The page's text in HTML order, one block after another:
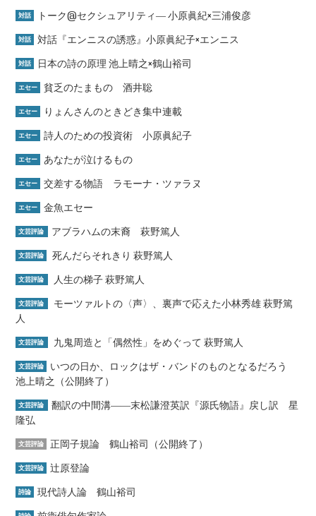
対話 トーク@セクシュアリティ― 小原眞紀×三浦俊彦
対話 対話『エンニスの誘惑』小原眞紀子×エンニス
対話 日本の詩の原理 池上晴之×鶴山裕司
エセー 貧乏のたまもの 酒井聡
エセー りょんさんのときどき集中連載
エセー 詩人のための投資術 小原眞紀子
エセー あなたが泣けるもの
エセー 交差する物語 ラモーナ・ツァラヌ
エセー 金魚エセー
文芸評論 アブラハムの末裔 萩野篤人
文芸評論 死んだらそれきり 萩野篤人
文芸評論 人生の梯子 萩野篤人
文芸評論
モーツァルトの〈声〉、裏声で応えた小林秀雄 萩野篤
人
文芸評論 九鬼周造と「偶然性」をめぐって 萩野篤人
文芸評論
いつの日か、ロックはザ・バンドのものとなるだろう
池上晴之（公開終了）
文芸評論
翻訳の中間溝――末松謙澄英訳『源氏物語』戻し訳 星
隆弘
文芸評論 正岡子規論 鶴山裕司（公開終了）
文芸評論 辻原登論
詩論 現代詩人論 鶴山裕司